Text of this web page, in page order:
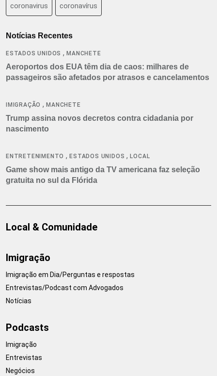
coronavirus coronavírus
Notícias Recentes
ESTADOS UNIDOS ,MANCHETE
Aeroportos dos EUA têm dia de caos: milhares de
passageiros são afetados por atrasos e cancelamentos
IMIGRAÇÃO ,MANCHETE
Trump assina novos decretos contra cidadania por
nascimento
ENTRETENIMENTO ,ESTADOS UNIDOS ,LOCAL
Game show mais antigo da TV americana faz seleção
gratuita no sul da Flórida
Local & Comunidade
Imigração
Imigração em Dia/Perguntas e respostas
Entrevistas/Podcast com Advogados
Notícias
Podcasts
Imigração
Entrevistas
Negócios